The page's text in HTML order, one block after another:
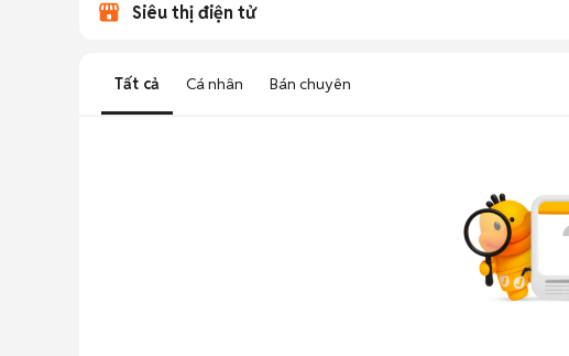
Siêu thị điện tử
Tất cả Cá nhân Bán chuyên